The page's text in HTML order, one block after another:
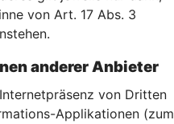
von Art. 17 Abs. 3
anderer Anbieter
von Dritten
Applikationen (zum